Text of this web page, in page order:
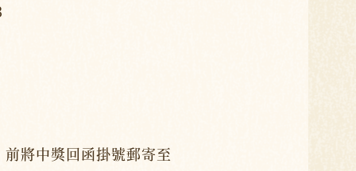
將中獎回函掛號郵寄至